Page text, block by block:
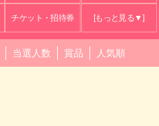
チケット・招待券 [もっと見る▼]
当選人数 賞品 人気順